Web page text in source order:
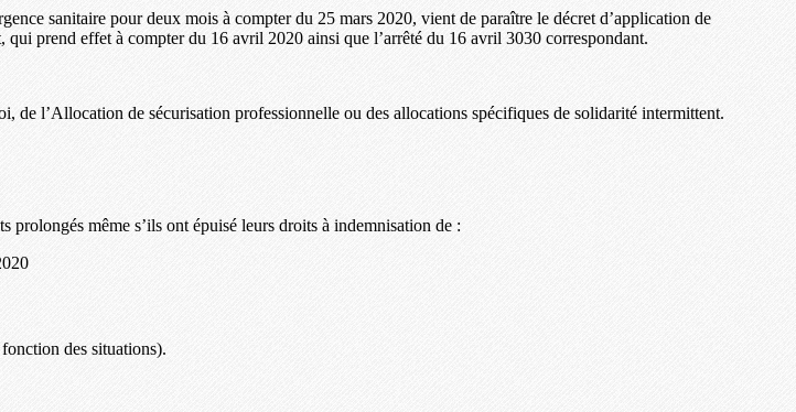
sanitaire pour deux mois à compter du 25 mars 2020, vient de paraître le décret d’application de
qui prend effet à compter du 16 avril 2020 ainsi que l’arrêté du 16 avril 3030 correspondant.
l’Allocation de sécurisation professionnelle ou des allocations spécifiques de solidarité intermittent.
même s’ils ont épuisé leurs droits à indemnisation de :
des situations).